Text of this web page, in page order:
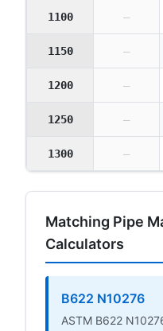
1100 —
1150 —
1200 —
1250 —
1300 —
Matching Pipe
Calculators
B622 N10276
ASTM B622